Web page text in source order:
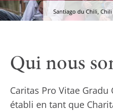
Santiago du Chili,
Qui nous
Caritas Pro Vitae
établi en tant que